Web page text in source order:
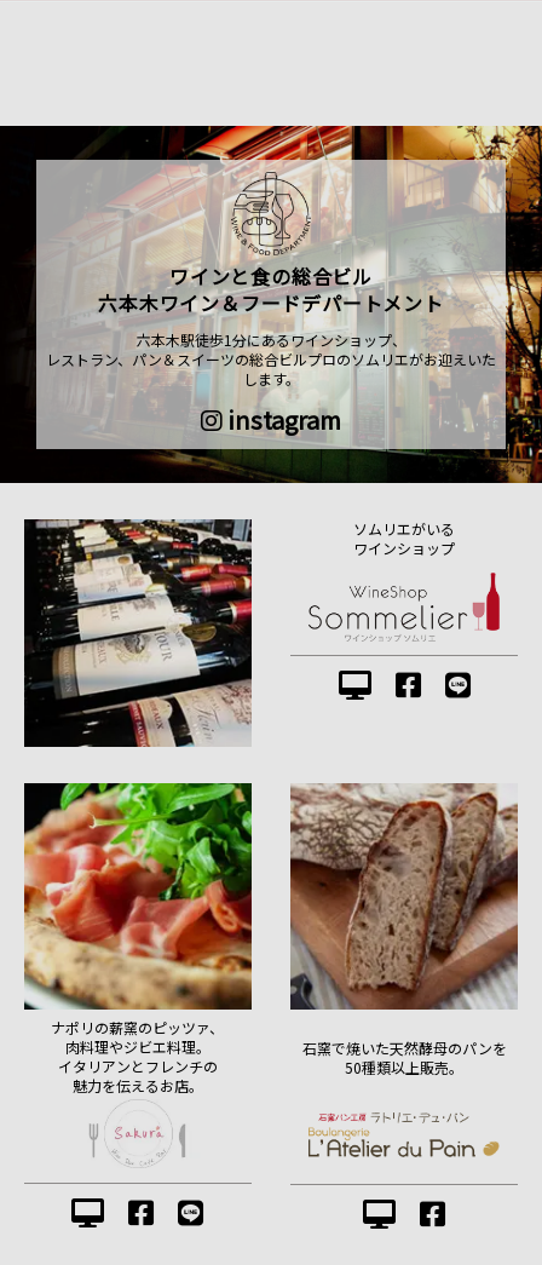
ワインと食の総合ビル
六本木ワイン＆フードデパートメント
六本木駅徒歩1分にあるワインショップ、
レストラン、パン＆スイーツの総合ビルプロのソムリエがお迎えいた
します。
instagram
ソムリエがいる
ワインショップ
ナポリの薪窯のピッツァ、
肉料理やジビエ料理。
イタリアンとフレンチの
魅力を伝えるお店。
石窯で焼いた天然酵母のパンを
50種類以上販売。